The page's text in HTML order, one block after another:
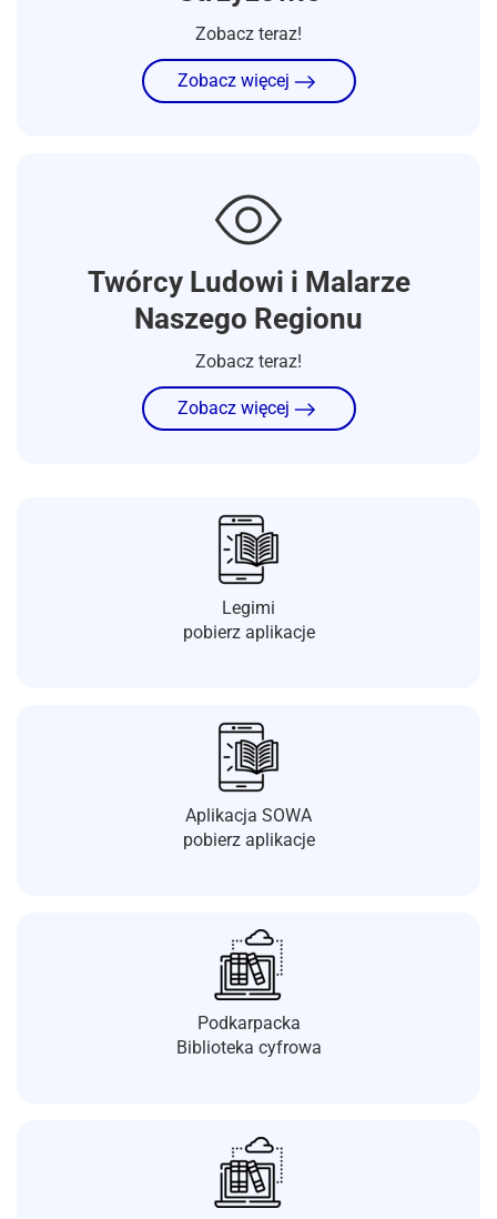
Zobacz teraz!
Zobacz więcej
Twórcy Ludowi i Malarze
Naszego Regionu
Zobacz teraz!
Zobacz więcej
Legimi
pobierz aplikacje
Aplikacja SOWA
pobierz aplikacje
Podkarpacka
Biblioteka cyfrowa